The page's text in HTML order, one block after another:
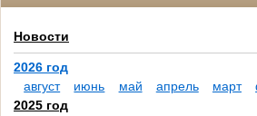
Новости
2026 год
август
июнь май апрель март
2025 год